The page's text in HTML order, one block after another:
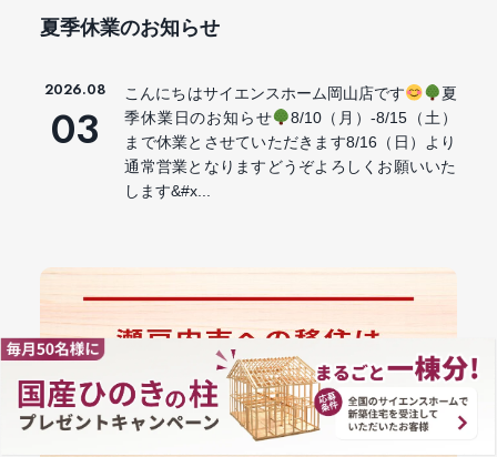
夏季休業のお知らせ
2026.08
03
こんにちはサイエンスホーム岡山店です
夏
季休業日のお知らせ
8/10（月）-8/15（土）
まで休業とさせていただきます8/16（日）より
通常営業となりますどうぞよろしくお願いいた
します&#x...